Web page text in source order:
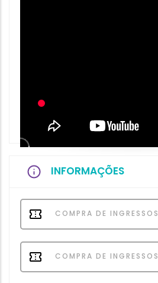
INFORMAÇÕES
COMPRA DE INGRESSOS
COMPRA DE INGRESSOS